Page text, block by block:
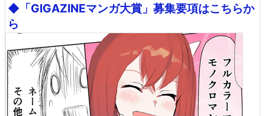
◆「GIGAZINEマンガ大賞」募集要項はこちらか
ら